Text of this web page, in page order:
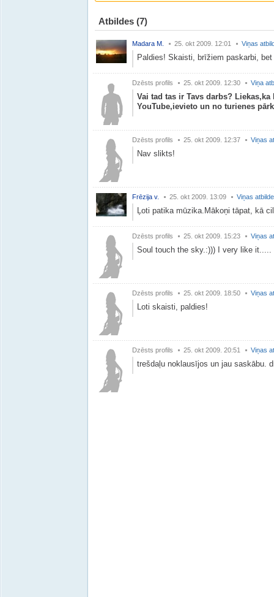
Atbildes (7)
Madara M. 25. okt 2009. 12:01 Viņas
Paldies! Skaisti, brīžiem paskarbi,
Dzēsts profils 25. okt 2009. 12:30 Viņa
Vai tad tas ir Tavs darbs?
YouTube,ievieto un no turienes
Dzēsts profils 25. okt 2009. 12:37 Viņas
Nav slikts!
Frēzija v. 25. okt 2009. 13:09 Viņas
Ļoti patika mūzika.Mākoņi tāpat, kā
Dzēsts profils 25. okt 2009. 15:23 Viņas
Soul touch the sky.:))) I very like it.....
Dzēsts profils 25. okt 2009. 18:50 Viņas
Loti skaisti, paldies!
Dzēsts profils 25. okt 2009. 20:51 Viņas
trešdaļu noklausījos un jau saskābu.